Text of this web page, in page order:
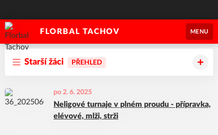
FLORBAL TACHOV MENU
Starší žáci PŘEHLED
po 2. 6. 2025
Neligové turnaje v plném proudu - přípravka,
elévové, mlži, strži